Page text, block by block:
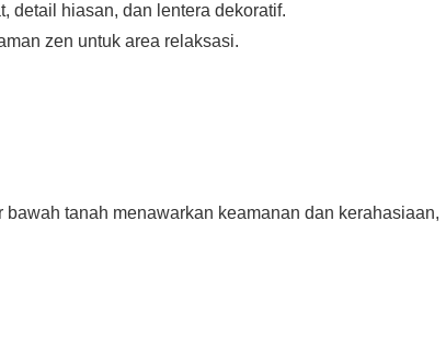
detail hiasan, dan lentera dekoratif.
zen untuk area relaksasi.
tanah menawarkan keamanan dan kerahasiaan,